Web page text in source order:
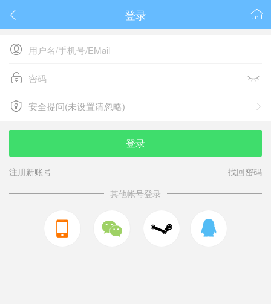
 
登录

 
 
安全提问(未设置请忽略)
安全提问(未设置请忽略)
登录
注册新账号
找回密码
其他帐号登录
  